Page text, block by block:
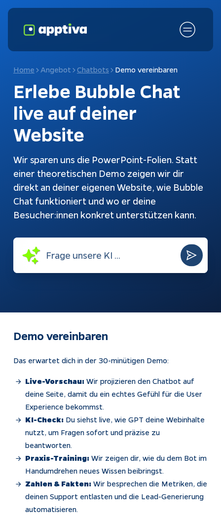
Home Angebot Chatbots Demo vereinbaren
Erlebe Bubble Chat
live auf deiner
Website
Wir sparen uns die PowerPoint-Folien. Statt
einer theoretischen Demo zeigen wir dir
direkt an deiner eigenen Website, wie Bubble
Chat funktioniert und wo er deine
Besucher:innen konkret unterstützen kann.
Demo vereinbaren
Das erwartet dich in der 30-minütigen Demo:
Live-Vorschau:Wir projizieren den Chatbot auf
deine Seite, damit du ein echtes Gefühl für die User
Experience bekommst.
KI-Check:Du siehst live, wie GPT deine Webinhalte
nutzt, um Fragen sofort und präzise zu
beantworten.
Praxis-Training:Wir zeigen dir, wie du dem Bot im
Handumdrehen neues Wissen beibringst.
Zahlen & Fakten:Wir besprechen die Metriken, die
deinen Support entlasten und die Lead-Generierung
automatisieren.
Fokusthemen
Schnittstellen
Konfiguratoren
Webshops
Weiterentwicklung
KI-Chatbot
Chatbots
Kundenanfragen
Dokumentation
Softwareentwicklung
automatisieren
KI-Agenten
Webentwicklung
App Entwicklung
Über uns
Rechtliches
Impressum
Datenschutz
Tracking